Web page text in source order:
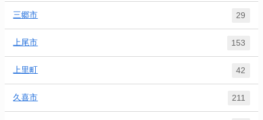
三郷市 29
上尾市 153
上里町 42
久喜市 211